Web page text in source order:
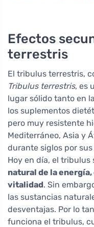
Efectos
terrestris
El tribulus terrestris,
Tribulus terrestris, es
lugar sólido tanto en
los suplementos
pero muy resistente
Mediterráneo, Asia y
durante siglos por
Hoy en día, el tribulus
natural de la
vitalidad. Sin
las sustancias
desventajas. Por lo
funciona el tribulus,